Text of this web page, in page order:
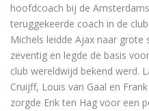
hoofdcoach bij de
teruggekeerde coach in de
Michels leidde Ajax naar grote
zeventig en legde de basis
club wereldwijd bekend werd.
Cruijff, Louis van Gaal en
zorgde Erik ten Hag voor een